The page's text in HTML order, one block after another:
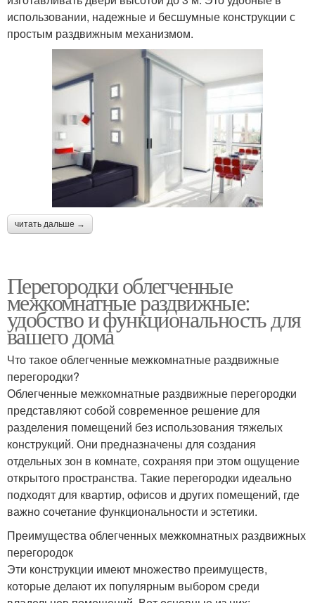
использовании, надежные и бесшумные конструкции с
простым раздвижным механизмом.
читать дальше →
Перегородки облегченные
межкомнатные раздвижные:
удобство и функциональность для
вашего дома
Что такое облегченные межкомнатные раздвижные
перегородки?
Облегченные межкомнатные раздвижные перегородки
представляют собой современное решение для
разделения помещений без использования тяжелых
конструкций. Они предназначены для создания
отдельных зон в комнате, сохраняя при этом ощущение
открытого пространства. Такие перегородки идеально
подходят для квартир, офисов и других помещений, где
важно сочетание функциональности и эстетики.
Преимущества облегченных межкомнатных раздвижных
перегородок
Эти конструкции имеют множество преимуществ,
которые делают их популярным выбором среди